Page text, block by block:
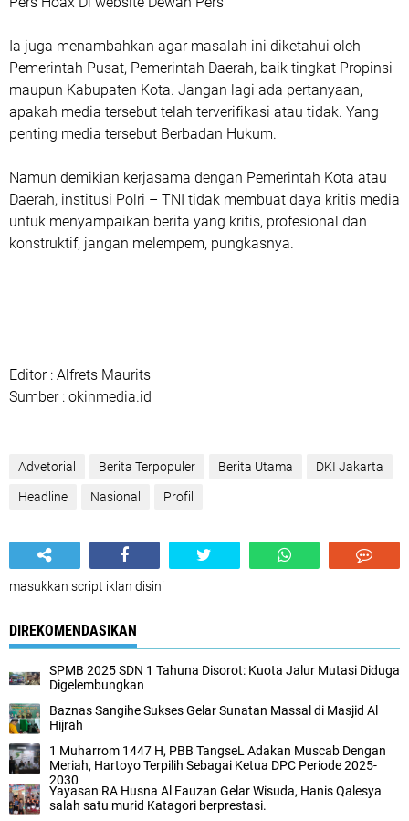
Ia juga menambahkan agar masalah ini diketahui oleh
Pemerintah Pusat, Pemerintah Daerah, baik tingkat Propinsi
maupun Kabupaten Kota. Jangan lagi ada pertanyaan,
apakah media tersebut telah terverifikasi atau tidak. Yang
penting media tersebut Berbadan Hukum.
Namun demikian kerjasama dengan Pemerintah Kota atau
Daerah, institusi Polri – TNI tidak membuat daya kritis media
untuk menyampaikan berita yang kritis, profesional dan
konstruktif, jangan melempem, pungkasnya.
Editor : Alfrets Maurits
Sumber : okinmedia.id
Advetorial Berita Terpopuler Berita Utama DKI Jakarta
Headline Nasional Profil
masukkan script iklan disini
DIREKOMENDASIKAN
SPMB 2025 SDN 1 Tahuna Disorot: Kuota Jalur Mutasi Diduga
Digelembungkan
Baznas Sangihe Sukses Gelar Sunatan Massal di Masjid Al
Hijrah
1 Muharrom 1447 H, PBB TangseL Adakan Muscab Dengan
Meriah, Hartoyo Terpilih Sebagai Ketua DPC Periode 2025-
2030
Yayasan RA Husna Al Fauzan Gelar Wisuda, Hanis Qalesya
salah satu murid Katagori berprestasi.